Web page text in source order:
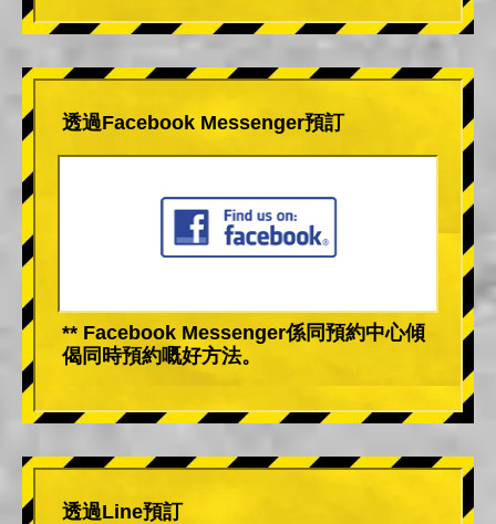
透過Facebook Messenger預訂
** Facebook Messenger係同預約中心傾
偈同時預約嘅好方法。
透過Line預訂